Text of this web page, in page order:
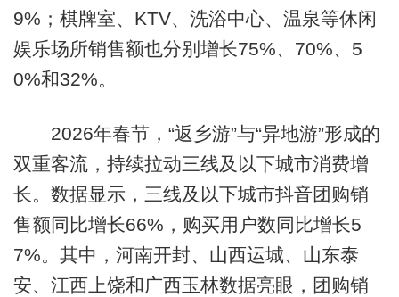
9%；棋牌室、KTV、洗浴中心、温泉等休闲
娱乐场所销售额也分别增长75%、70%、5
0%和32%。
2026年春节，“返乡游”与“异地游”形成的
双重客流，持续拉动三线及以下城市消费增
长。数据显示，三线及以下城市抖音团购销
售额同比增长66%，购买用户数同比增长5
7%。其中，河南开封、山西运城、山东泰
安、江西上饶和广西玉林数据亮眼，团购销